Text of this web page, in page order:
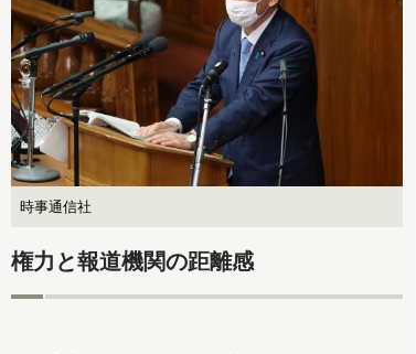
時事通信社
権力と報道機関の距離感